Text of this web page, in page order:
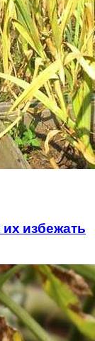
избежать